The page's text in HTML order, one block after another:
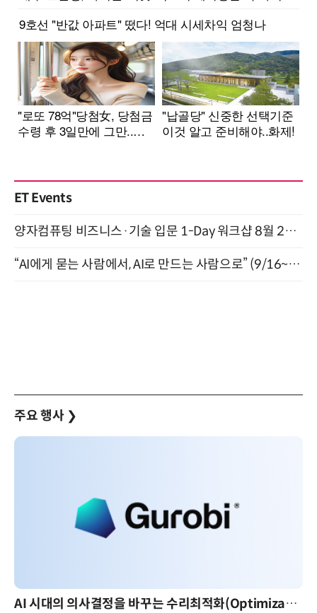
ET Events
양자컴퓨팅 비즈니스·기술 입문 1-Day 워크샵 8월 28일 개최
“AI에게 묻는 사람에서, AI로 만드는 사람으로” (9/16~17)
주요 행사 ❯
AI 시대의 의사결정을 바꾸는 수리최적화(Optimization): 실제 산업 적용 사례와 활용 전략